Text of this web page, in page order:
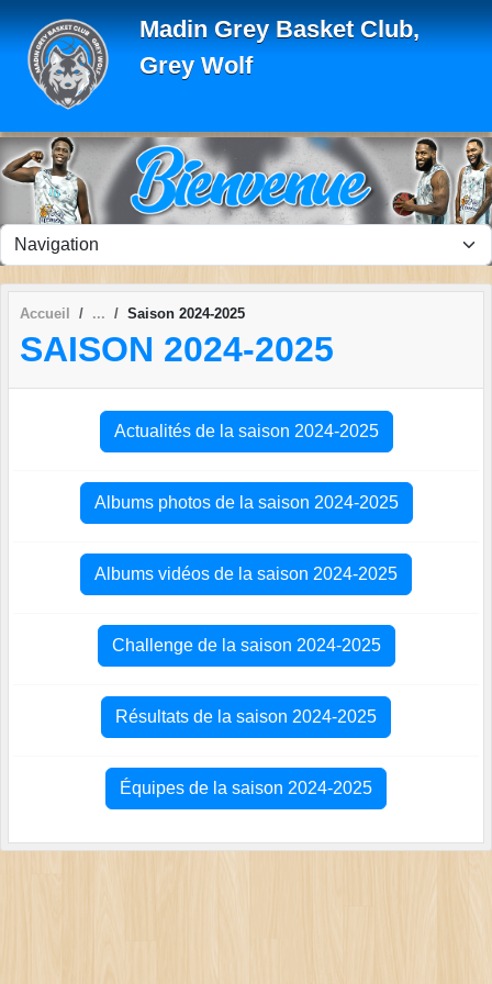
Madin Grey Basket Club,
Grey Wolf
Accueil Saison 2024-2025
SAISON 2024-2025
Actualités de la saison 2024-2025
Albums photos de la saison 2024-2025
Albums vidéos de la saison 2024-2025
Challenge de la saison 2024-2025
Résultats de la saison 2024-2025
Équipes de la saison 2024-2025